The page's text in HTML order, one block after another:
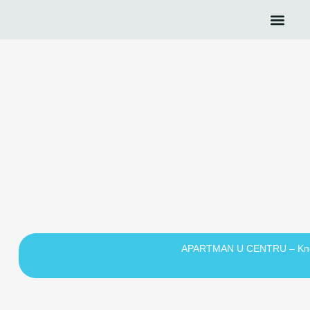
APARTMAN U CENTRU –